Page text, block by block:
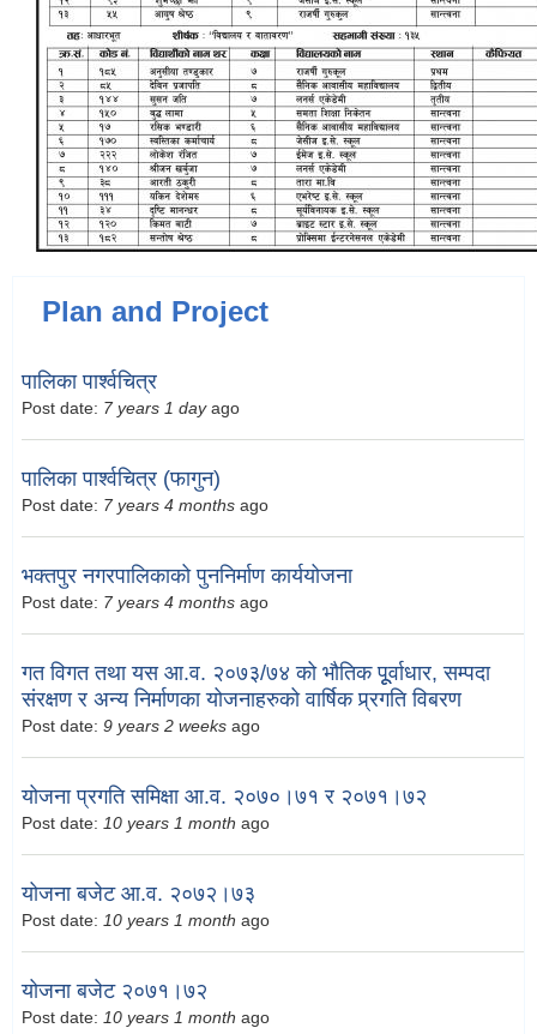
Plan and Project
पालिका पार्श्वचित्र
Post date: 7 years 1 dayago
पालिका पार्श्वचित्र (फागुन)
Post date: 7 years 4 months ago
भक्तपुर नगरपालिकाको पुननिर्माण कार्ययोजना
Post date: 7 years 4 months ago
गत विगत तथा यस आ.व. २०७३/७४ को भौतिक पूूर्वाधार, सम्पदा
संरक्षण र अन्य निर्माणका योजनाहरुको वार्षिक प्र्रगति विबरण
Post date: 9 years 2 weeks ago
योजना प्रगति समिक्षा आ.व. २०७०।७१ र २०७१।७२
Post date: 10 years 1 month ago
योजना बजेट आ.व. २०७२।७३
Post date: 10 years 1 month ago
योजना बजेट २०७१।७२
Post date: 10 years 1 month ago